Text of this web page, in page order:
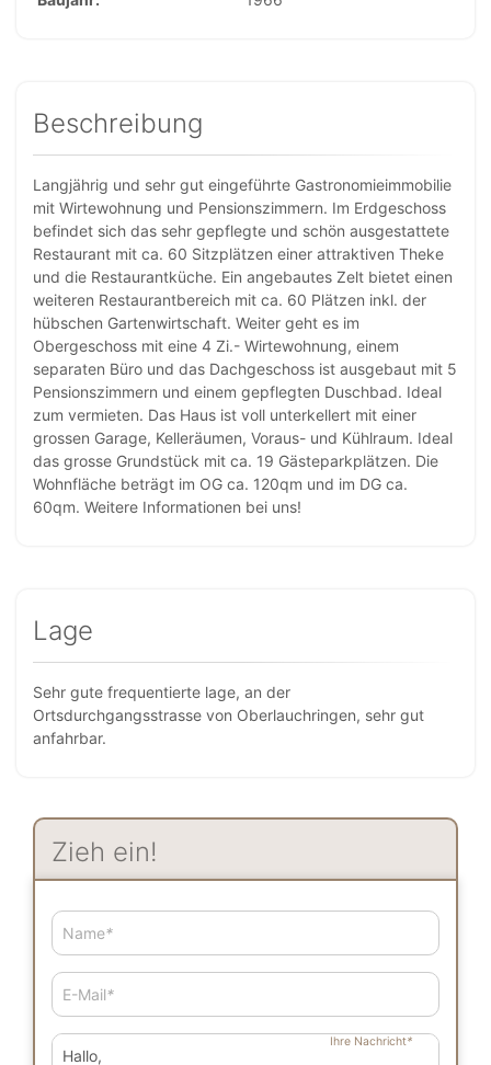
Beschreibung
Langjährig und sehr gut eingeführte Gastronomieimmobilie
mit Wirtewohnung und Pensionszimmern. Im Erdgeschoss
befindet sich das sehr gepflegte und schön ausgestattete
Restaurant mit ca. 60 Sitzplätzen einer attraktiven Theke
und die Restaurantküche. Ein angebautes Zelt bietet einen
weiteren Restaurantbereich mit ca. 60 Plätzen inkl. der
hübschen Gartenwirtschaft. Weiter geht es im
Obergeschoss mit eine 4 Zi.- Wirtewohnung, einem
separaten Büro und das Dachgeschoss ist ausgebaut mit 5
Pensionszimmern und einem gepflegten Duschbad. Ideal
zum vermieten. Das Haus ist voll unterkellert mit einer
grossen Garage, Kelleräumen, Voraus- und Kühlraum. Ideal
das grosse Grundstück mit ca. 19 Gästeparkplätzen. Die
Wohnfläche beträgt im OG ca. 120qm und im DG ca.
60qm. Weitere Informationen bei uns!
Lage
Sehr gute frequentierte lage, an der
Ortsdurchgangsstrasse von Oberlauchringen, sehr gut
anfahrbar.
Zieh ein!
Name*
E-Mail*
Ihre Nachricht*